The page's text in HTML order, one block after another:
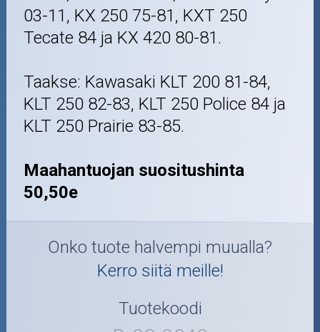
03-11, KX 250 75-81, KXT 250
Tecate 84 ja KX 420 80-81.
Taakse: Kawasaki KLT 200 81-84,
KLT 250 82-83, KLT 250 Police 84 ja
KLT 250 Prairie 83-85.
Maahantuojan suositushinta
50,50e
Onko tuote halvempi muualla?
Kerro siitä meille!
Tuotekoodi